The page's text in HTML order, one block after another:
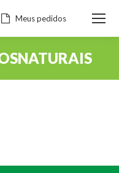
Meus pedidos